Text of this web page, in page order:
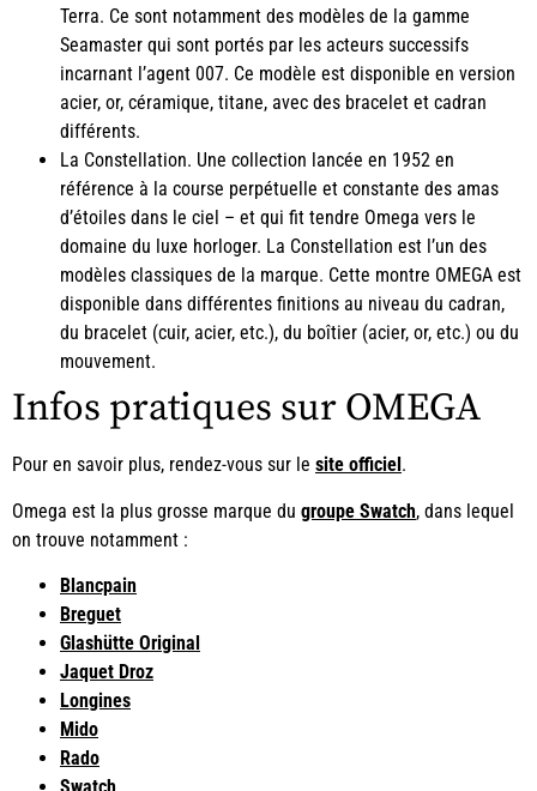
Terra. Ce sont notamment des modèles de la gamme
Seamaster qui sont portés par les acteurs successifs
incarnant l’agent 007. Ce modèle est disponible en version
acier, or, céramique, titane, avec des bracelet et cadran
différents.
La Constellation. Une collection lancée en 1952 en
référence à la course perpétuelle et constante des amas
d’étoiles dans le ciel – et qui fit tendre Omega vers le
domaine du luxe horloger. La Constellation est l’un des
modèles classiques de la marque. Cette montre OMEGA est
disponible dans différentes finitions au niveau du cadran,
du bracelet (cuir, acier, etc.), du boîtier (acier, or, etc.) ou du
mouvement.
Infos pratiques sur OMEGA
Pour en savoir plus, rendez-vous sur le site officiel .
Omega est la plus grosse marque du groupe Swatch, dans lequel
on trouve notamment :
Blancpain
Breguet
Glashütte Original
Jaquet Droz
Longines
Mido
Rado